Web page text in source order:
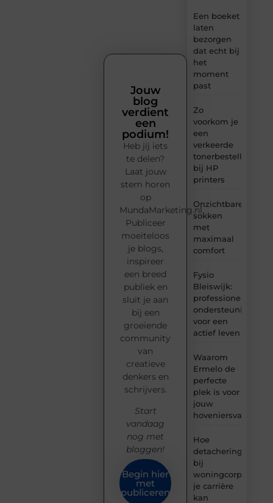
Een boeket
laten
bezorgen
dat echt bij
het
moment
past
Zo
voorkom je
een
verkeerde
tonerbestelling
bij HP
printers
Onzichtbare
sokken
met
maximaal
comfort
Fysio
Bleiswijk:
professionele
ondersteuning
voor een
actief leven
Waarom
Ermelo de
perfecte
plek is voor
jouw
Hoe
detachering
bij
woningcorporaties
je carrière
kan
Jouw
blog
verdient
een
podium!
Heb jij iets
te delen?
Laat jouw
stem horen
op
MundaMarketing.nl.
Publiceer
moeiteloos
je blogs,
inspireer
een breed
publiek en
sluit je aan
bij een
groeiende
community
van
creatieve
denkers en
schrijvers.
Start
vandaag
nog met
bloggen!
Begin hier
met
publiceren